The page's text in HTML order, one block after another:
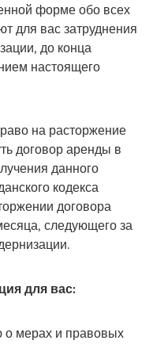
форме обо всех
для вас затруднения
до конца
настоящего
на расторжение
договор аренды в
данного
кодекса
договора
следующего за
для вас:
мерах и правовых